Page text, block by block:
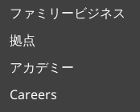
ファミリービジネス
拠点
アカデミー
Careers